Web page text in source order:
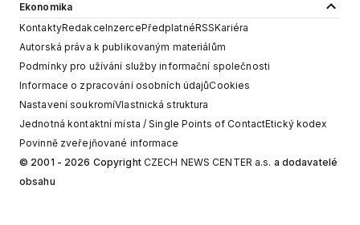
Ekonomika
KontaktyRedakceInzercePředplatnéRSSKariéra
Autorská práva k publikovaným materiálům
Podmínky pro užívání služby informační společnosti
Informace o zpracování osobních údajůCookies
Nastavení soukromíVlastnická struktura
Jednotná kontaktní místa / Single Points of ContactEtický kodex
Povinně zveřejňované informace
© 2001 - 2026 Copyright CZECH NEWS CENTER a.s. a dodavatelé
obsahu